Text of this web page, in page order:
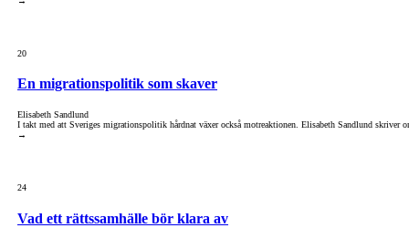
20
En migrationspolitik som skaver
Elisabeth Sandlund
I takt med att Sveriges migrationspolitik hårdnat växer också motreaktionen. Elisabeth Sandlund
→
24
Vad ett rättssamhälle bör klara av